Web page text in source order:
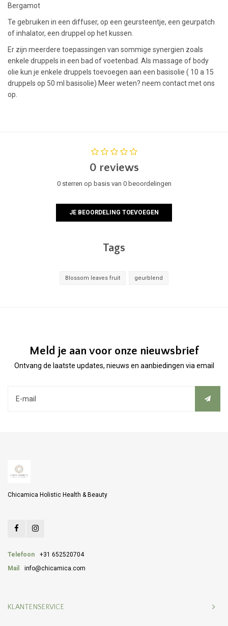
Bergamot
Te gebruiken in een diffuser, op een geursteentje, een geurpatch
of inhalator, een druppel op het kussen.
Er zijn meerdere toepassingen van sommige synergien zoals
enkele druppels in een bad of voetenbad. Als massage of body
olie kun je enkele druppels toevoegen aan een basisolie ( 10 a 15
druppels op 50 ml basisolie) Meer weten? neem contact met ons
op.
0 reviews
0 sterren op basis van 0 beoordelingen
JE BEOORDELING TOEVOEGEN
Tags
Blossom leaves fruit geurblend
Meld je aan voor onze nieuwsbrief
Ontvang de laatste updates, nieuws en aanbiedingen via email
Chicamica Holistic Health & Beauty
Telefoon
+31 652520704
Mail
info@chicamica.com
KLANTENSERVICE